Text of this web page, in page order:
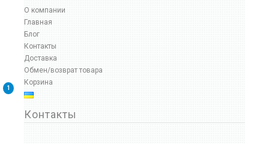
О компании
Главная
Блог
Контакты
Доставка
Обмен/возврат товара
Корзина
1
Контакты